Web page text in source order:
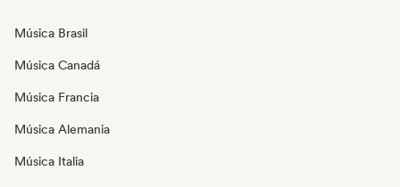
Música Brasil
Música Canadá
Música Francia
Música Alemania
Música Italia